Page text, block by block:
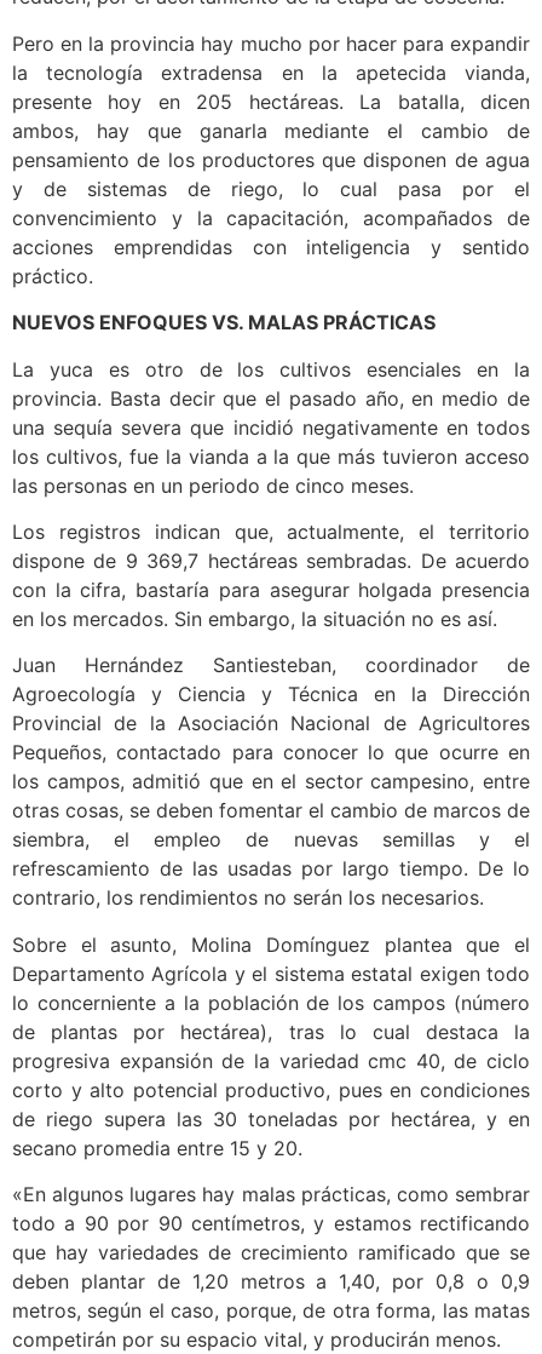
Pero en la provincia hay mucho por hacer para expandir
la tecnología extradensa en la apetecida vianda,
presente hoy en 205 hectáreas. La batalla, dicen
ambos, hay que ganarla mediante el cambio de
pensamiento de los productores que disponen de agua
y de sistemas de riego, lo cual pasa por el
convencimiento y la capacitación, acompañados de
acciones emprendidas con inteligencia y sentido
práctico.
NUEVOS ENFOQUES VS. MALAS PRÁCTICAS
La yuca es otro de los cultivos esenciales en la
provincia. Basta decir que el pasado año, en medio de
una sequía severa que incidió negativamente en todos
los cultivos, fue la vianda a la que más tuvieron acceso
las personas en un periodo de cinco meses.
Los registros indican que, actualmente, el territorio
dispone de 9 369,7 hectáreas sembradas. De acuerdo
con la cifra, bastaría para asegurar holgada presencia
en los mercados. Sin embargo, la situación no es así.
Juan Hernández Santiesteban, coordinador de
Agroecología y Ciencia y Técnica en la Dirección
Provincial de la Asociación Nacional de Agricultores
Pequeños, contactado para conocer lo que ocurre en
los campos, admitió que en el sector campesino, entre
otras cosas, se deben fomentar el cambio de marcos de
siembra, el empleo de nuevas semillas y el
refrescamiento de las usadas por largo tiempo. De lo
contrario, los rendimientos no serán los necesarios.
Sobre el asunto, Molina Domínguez plantea que el
Departamento Agrícola y el sistema estatal exigen todo
lo concerniente a la población de los campos (número
de plantas por hectárea), tras lo cual destaca la
progresiva expansión de la variedad cmc 40, de ciclo
corto y alto potencial productivo, pues en condiciones
de riego supera las 30 toneladas por hectárea, y en
secano promedia entre 15 y 20.
«En algunos lugares hay malas prácticas, como sembrar
todo a 90 por 90 centímetros, y estamos rectificando
que hay variedades de crecimiento ramificado que se
deben plantar de 1,20 metros a 1,40, por 0,8 o 0,9
metros, según el caso, porque, de otra forma, las matas
competirán por su espacio vital, y producirán menos.